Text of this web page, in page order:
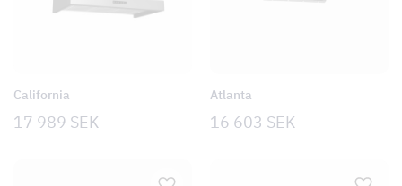
California
17 989 SEK
Atlanta
16 603 SEK